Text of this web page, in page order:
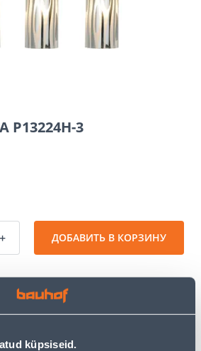
küpsiseid.
P13224H-3
+ ДОБАВИТЬ В КОРЗИНУ